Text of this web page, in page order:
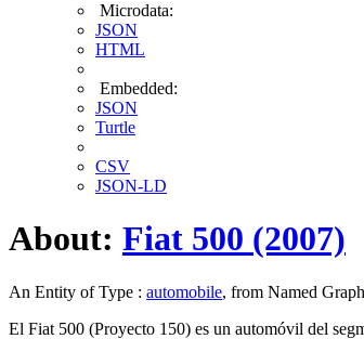
Microdata:
JSON
HTML
Embedded:
JSON
Turtle
CSV
JSON-LD
About: Fiat 500 (2007)
An Entity of Type : automobile, from Named
El Fiat 500 (Proyecto 150) es un automóvil del